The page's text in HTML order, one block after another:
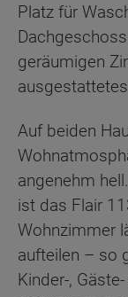
Platz für
geräumigen
Auf beiden
angenehm
ist das Flair
Wohnzimmer
aufteilen – so
Kinder-,